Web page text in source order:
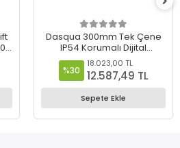
Dasqua 300mm Tek Çene
IP54 Korumalı Dijital
Kumpas – 0.01 mm
Hassasiyet - 2220-8105
%30
18.023,00 TL
12.587,49 TL
Sepete Ekle